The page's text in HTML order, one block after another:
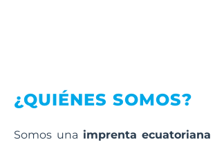
¿QUIÉNES SOMOS?
Somos una imprenta ecuatoriana